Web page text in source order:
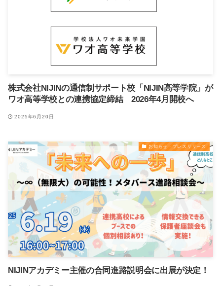
株式会社NIJINの通信制サポート校「NIJIN高等学院」が
ワオ高等学校との連携協定締結 2026年4月開校へ
2025年6月20日
お知らせ・プレスリリース
NIJINアカデミー主催の合同進路説明会に出展が決定！